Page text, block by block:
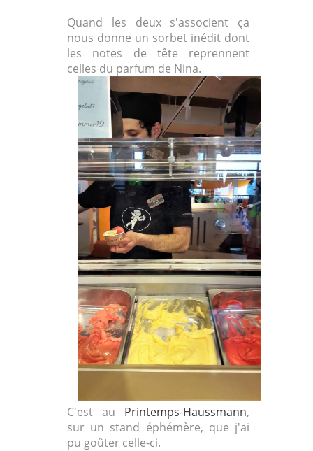
Quand les deux s'associent ça
nous donne un sorbet inédit dont
les notes de tête reprennent
celles du parfum de Nina.
C'est au Printemps-Haussmann,
sur un stand éphémère, que j'ai
pu goûter celle-ci.